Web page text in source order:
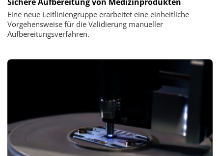
Eine neue Leitliniengruppe erarbeitet eine einheitliche
Vorgehensweise für die Validierung manueller
Aufbereitungsverfahren.